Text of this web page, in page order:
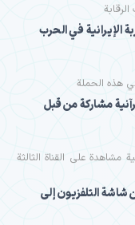
الإيرانية في الحرب
مشاركة من قبل
مشاهدة على القناة الثالثة
التلفزيون إلى